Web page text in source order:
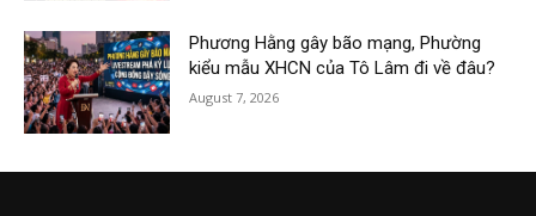
Phương Hằng gây bão mạng, Phường
kiểu mẫu XHCN của Tô Lâm đi về đâu?
August 7, 2026